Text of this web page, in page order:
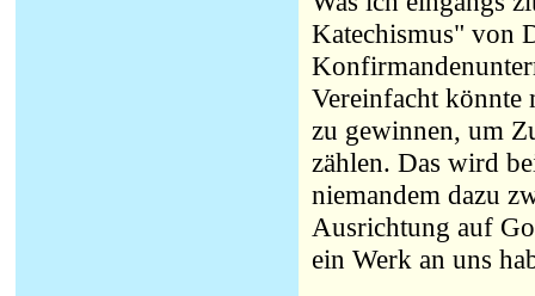
Katechismus" von
Vereinfacht könnte
zu gewinnen, um
zählen. Das wird
niemandem dazu
Ausrichtung auf
ein Werk an uns